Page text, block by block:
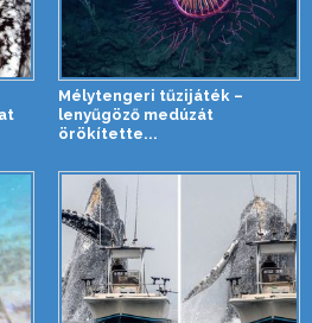
Mélytengeri tűzijáték –
lenyűgöző medúzát
örökítette...